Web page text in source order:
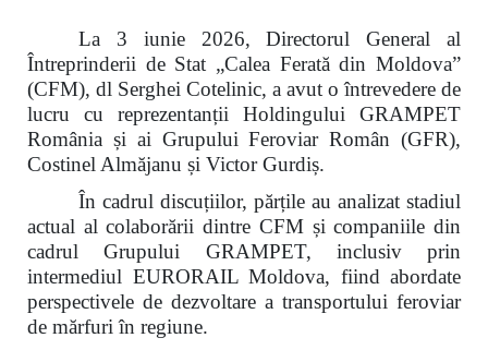
La 3 iunie 2026, Directorul General al
Întreprinderii de Stat „Calea Ferată din Moldova”
(CFM), dl Serghei Cotelinic, a avut o întrevedere de
lucru cu reprezentanții Holdingului GRAMPET
România și ai Grupului Feroviar Român (GFR),
Costinel Almăjanu și Victor Gurdiș.
În cadrul discuțiilor, părțile au analizat stadiul
actual al colaborării dintre CFM și companiile din
cadrul Grupului GRAMPET, inclusiv prin
intermediul EURORAIL Moldova, fiind abordate
perspectivele de dezvoltare a transportului feroviar
de mărfuri în regiune.